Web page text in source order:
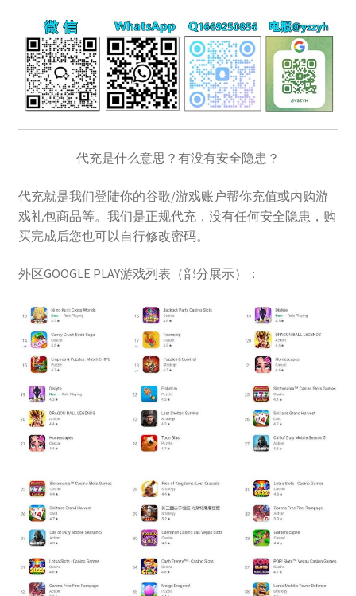
香港礼品卡
账号驿站
购物车
软件游戏内购
代充是什么意思？有没有安全隐患？
代充就是我们登陆你的谷歌/游戏账户帮你充值或内购游
戏礼包商品等。我们是正规代充，没有任何安全隐患，购
买完成后您也可以自行修改密码。
外区GOOGLE PLAY游戏列表（部分展示）：